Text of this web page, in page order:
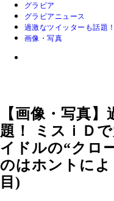
グラビア
グラビアニュース
過激なツイッターも話題
画像・写真
【画像・写真
題！ ミスｉＤ
イドルの“クロ
のはホントに
目)